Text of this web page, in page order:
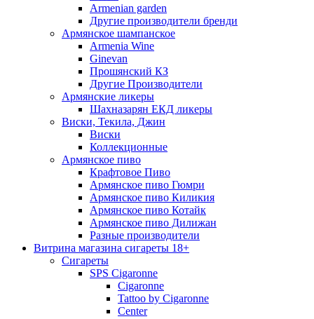
Armenian garden
Другие производители бренди
Армянское шампанское
Armenia Wine
Ginevan
Прошянский КЗ
Другие Производители
Армянские ликеры
Шахназарян ЕКД ликеры
Виски, Текила, Джин
Виски
Коллекционные
Армянское пиво
Крафтовое Пиво
Армянское пиво Гюмри
Армянское пиво Киликия
Армянское пиво Котайк
Армянское пиво Дилижан
Разные производители
Витрина магазина сигареты 18+
Cигареты
SPS Cigaronne
Сigaronne
Tattoo by Cigaronne
Center